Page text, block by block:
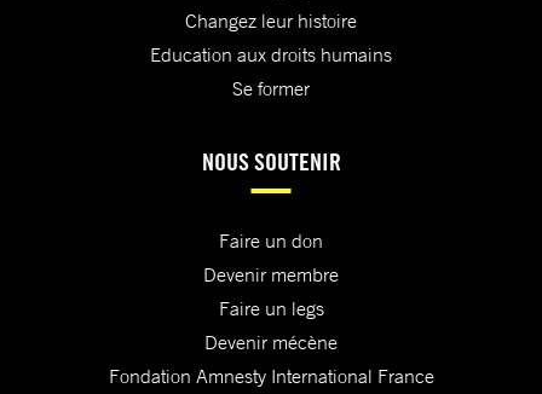
Changez leur histoire
Education aux droits humains
Se former
NOUS SOUTENIR
Faire un don
Devenir membre
Faire un legs
Devenir mécène
Fondation Amnesty International France